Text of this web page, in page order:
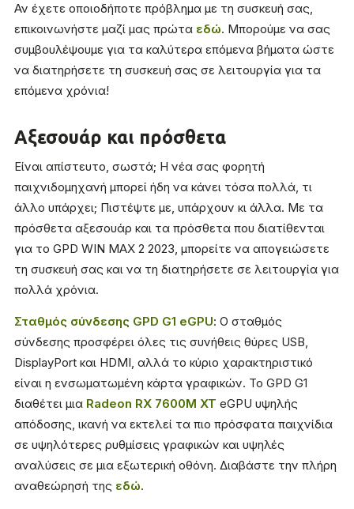
Αν έχετε οποιοδήποτε πρόβλημα με τη συσκευή σας,
επικοινωνήστε μαζί μας πρώτα εδώ. Μπορούμε να σας
συμβουλέψουμε για τα καλύτερα επόμενα βήματα ώστε
να διατηρήσετε τη συσκευή σας σε λειτουργία για τα
επόμενα χρόνια!
Αξεσουάρ και πρόσθετα
Είναι απίστευτο, σωστά; Η νέα σας φορητή
παιχνιδομηχανή μπορεί ήδη να κάνει τόσα πολλά, τι
άλλο υπάρχει; Πιστέψτε με, υπάρχουν κι άλλα. Με τα
πρόσθετα αξεσουάρ και τα πρόσθετα που διατίθενται
για το GPD WIN MAX 2 2023, μπορείτε να απογειώσετε
τη συσκευή σας και να τη διατηρήσετε σε λειτουργία για
πολλά χρόνια.
Σταθμός σύνδεσης GPD G1 eGPU: Ο σταθμός
σύνδεσης προσφέρει όλες τις συνήθεις θύρες USB,
DisplayPort και HDMI, αλλά το κύριο χαρακτηριστικό
είναι η ενσωματωμένη κάρτα γραφικών. Το GPD G1
διαθέτει μια Radeon RX 7600M XT eGPU υψηλής
απόδοσης, ικανή να εκτελεί τα πιο πρόσφατα παιχνίδια
σε υψηλότερες ρυθμίσεις γραφικών και υψηλές
αναλύσεις σε μια εξωτερική οθόνη. Διαβάστε την πλήρη
αναθεώρησή της εδώ.